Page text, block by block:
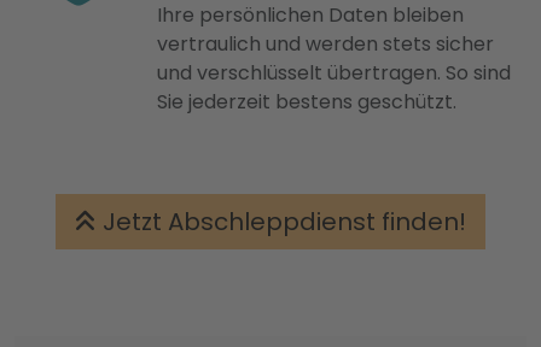
Ihre persönlichen Daten bleiben
vertraulich und werden stets sicher
und verschlüsselt übertragen. So sind
Sie jederzeit bestens geschützt.
Jetzt Abschleppdienst finden!